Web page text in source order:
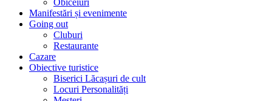
Manifestări și evenimente
Going out
Cluburi
Restaurante
Cazare
Obiective turistice
Biserici Lăcașuri de cult
Locuri Personalități